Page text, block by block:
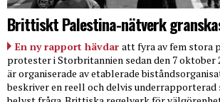
Brittiskt Palestina-nätverk
En ny rapport hävdar att fyra av fem stora
protester i Storbritannien sedan den 7 oktober
är organiserade av etablerade
beskriver en reell och delvis